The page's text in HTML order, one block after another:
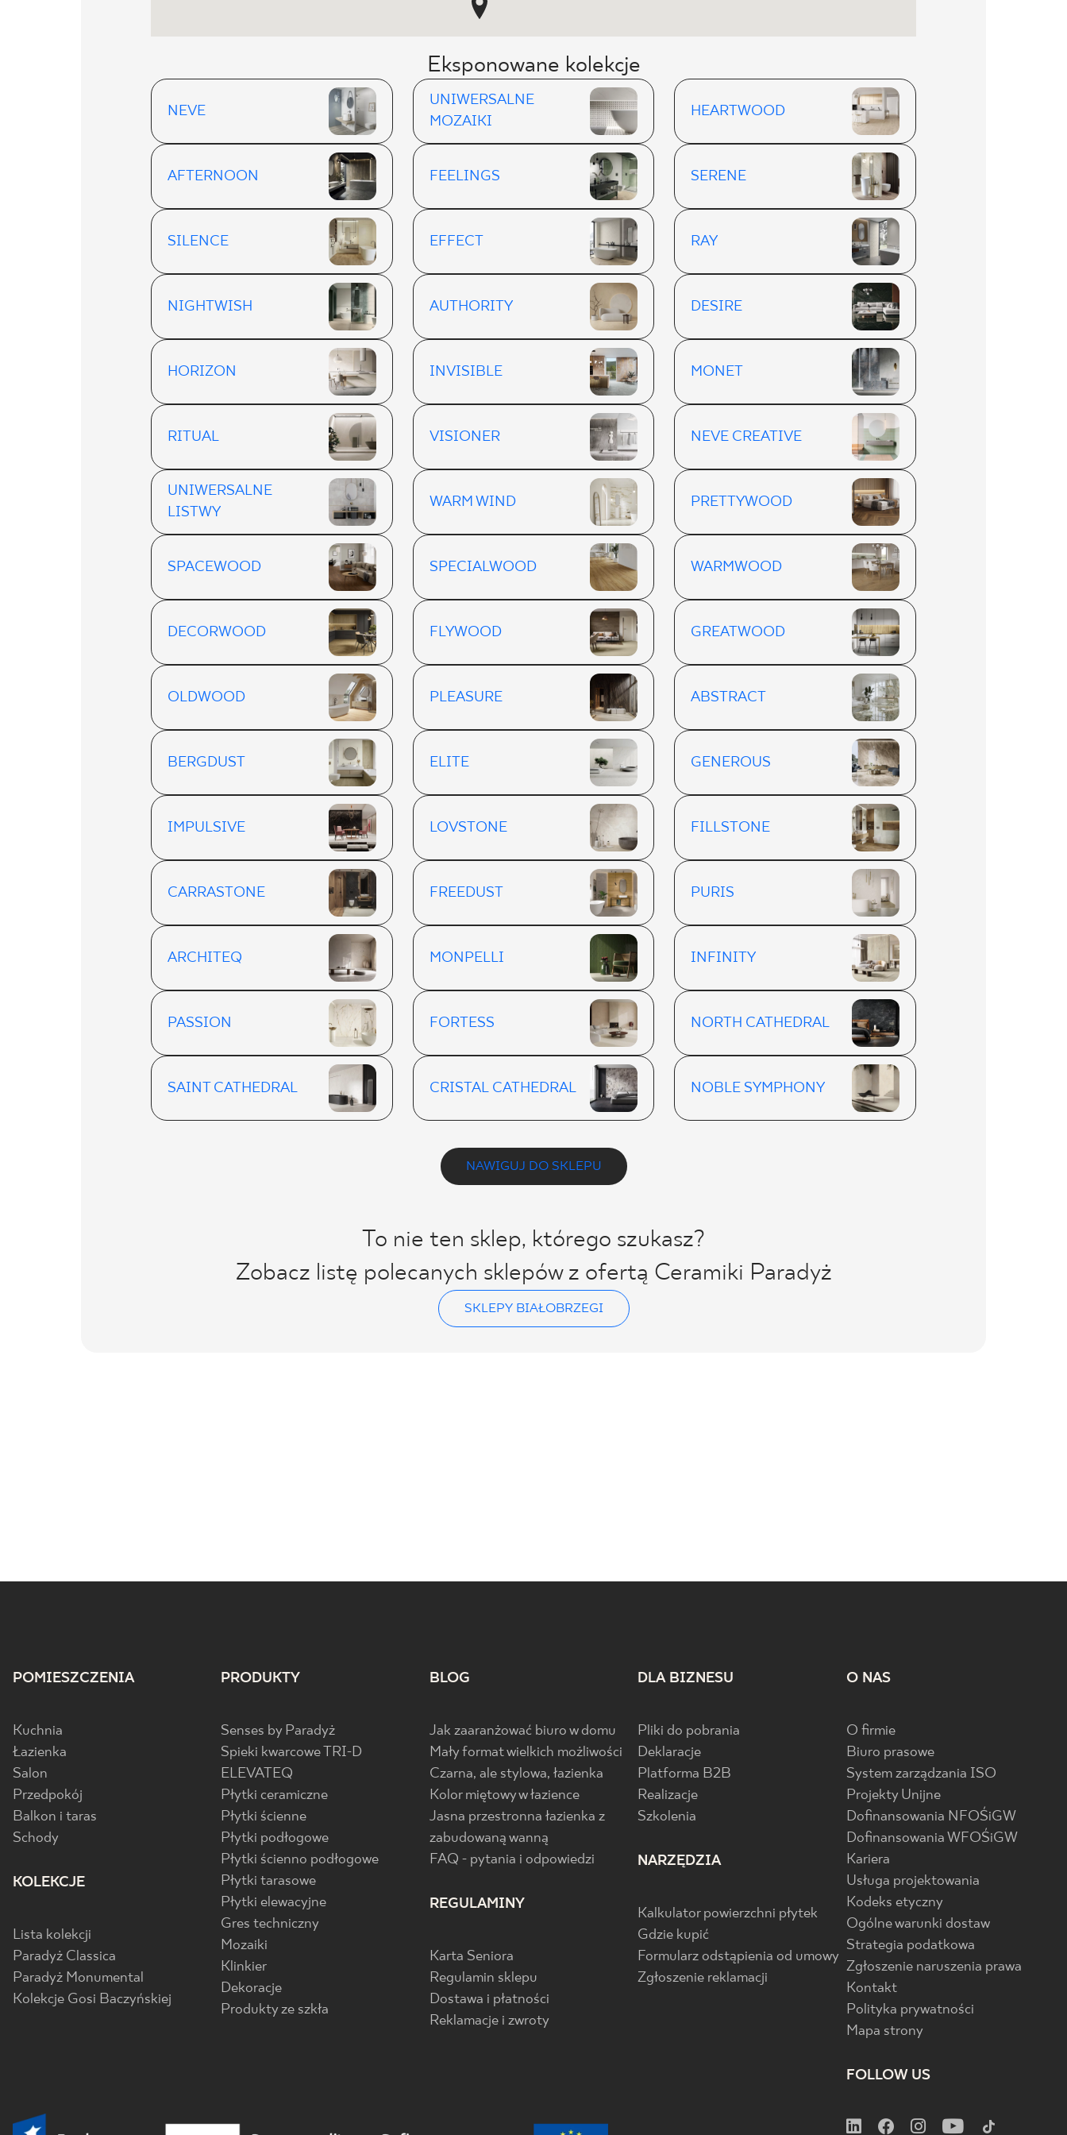
Eksponowane kolekcje
NEVE
UNIWERSALNE
MOZAIKI
HEARTWOOD
AFTERNOON FEELINGS SERENE
SILENCE EFFECT RAY
NIGHTWISH AUTHORITY DESIRE
HORIZON INVISIBLE MONET
RITUAL VISIONER NEVE CREATIVE
UNIWERSALNE
LISTWY
WARM WIND PRETTYWOOD
SPACEWOOD SPECIALWOOD WARMWOOD
DECORWOOD FLYWOOD GREATWOOD
OLDWOOD PLEASURE ABSTRACT
BERGDUST ELITE GENEROUS
IMPULSIVE LOVSTONE FILLSTONE
CARRASTONE FREEDUST PURIS
ARCHITEQ MONPELLI INFINITY
PASSION FORTESS NORTH CATHEDRAL
SAINT CATHEDRAL CRISTAL CATHEDRAL NOBLE SYMPHONY
NAWIGUJ DO SKLEPU
To nie ten sklep, którego szukasz?
Zobacz listę polecanych sklepów z ofertą Ceramiki Paradyż
SKLEPY BIAŁOBRZEGI
POMIESZCZENIA
Kuchnia
Łazienka
Salon
Przedpokój
Balkon i taras
Schody
KOLEKCJE
Lista kolekcji
Paradyż Classica
Paradyż Monumental
Kolekcje Gosi Baczyńskiej
PRODUKTY
Senses by Paradyż
Spieki kwarcowe TRI-D
ELEVATEQ
Płytki ceramiczne
Płytki ścienne
Płytki podłogowe
Płytki ścienno podłogowe
Płytki tarasowe
Płytki elewacyjne
Gres techniczny
Mozaiki
Klinkier
Dekoracje
Produkty ze szkła
BLOG
Jak zaaranżować biuro w domu
Mały format wielkich możliwości
Czarna, ale stylowa, łazienka
Kolor miętowy w łazience
Jasna przestronna łazienka z
zabudowaną wanną
FAQ - pytania i odpowiedzi
REGULAMINY
Karta Seniora
Regulamin sklepu
Dostawa i płatności
Reklamacje i zwroty
DLA BIZNESU
Pliki do pobrania
Deklaracje
Platforma B2B
Realizacje
Szkolenia
NARZĘDZIA
Kalkulator powierzchni płytek
Gdzie kupić
Formularz odstąpienia od umowy
Zgłoszenie reklamacji
O NAS
O firmie
Biuro prasowe
System zarządzania ISO
Projekty Unijne
Dofinansowania NFOŚiGW
Dofinansowania WFOŚiGW
Kariera
Usługa projektowania
Kodeks etyczny
Ogólne warunki dostaw
Strategia podatkowa
Zgłoszenie naruszenia prawa
Kontakt
Polityka prywatności
Mapa strony
FOLLOW US